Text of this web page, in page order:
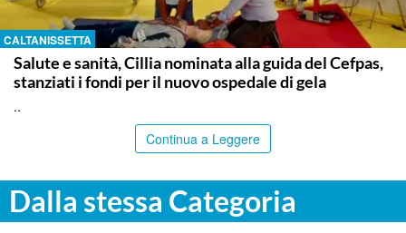
CALTANISSETTA
Salute e sanità, Cillia nominata alla guida del Cefpas,
stanziati i fondi per il nuovo ospedale di gela
..
Continua a Leggere
Dalla stessa Categoria
PALERMO